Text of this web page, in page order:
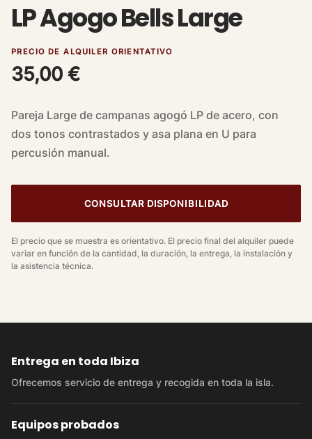
LP Agogo Bells Large
PRECIO DE ALQUILER ORIENTATIVO
35,00 €
Pareja Large de campanas agogó LP de acero, con
dos tonos contrastados y asa plana en U para
percusión manual.
CONSULTAR DISPONIBILIDAD
El precio que se muestra es orientativo. El precio final del alquiler puede
variar en función de la cantidad, la duración, la entrega, la instalación y
la asistencia técnica.
Entrega en toda Ibiza
Ofrecemos servicio de entrega y recogida en toda la isla.
Equipos probados